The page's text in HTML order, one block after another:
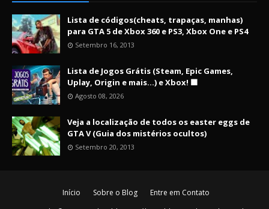
Lista de códigos(cheats, trapaças, manhas)
para GTA 5 de Xbox 360 e PS3, Xbox One e PS4
Setembro 16, 2013
Lista de Jogos Grátis (Steam, Epic Games,
Uplay, Origin e mais...) e Xbox! 🟩
Agosto 08, 2026
Veja a localização de todos os easter eggs de
GTA V (Guia dos mistérios ocultos)
Setembro 20, 2013
Início Sobre o Blog
Entre em Contato